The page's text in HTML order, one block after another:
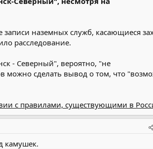
записи наземных служб, касающиеся
расследование.
- Северный", вероятно, "не
можно сделать вывод о том, что
с правилами, существующими в
камушек.